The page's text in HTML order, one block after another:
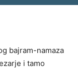
bajram-namaza
i tamo